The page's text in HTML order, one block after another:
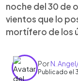
noche del 30 de
vientos que lo
mortífero de los
PorN.
Publicado el